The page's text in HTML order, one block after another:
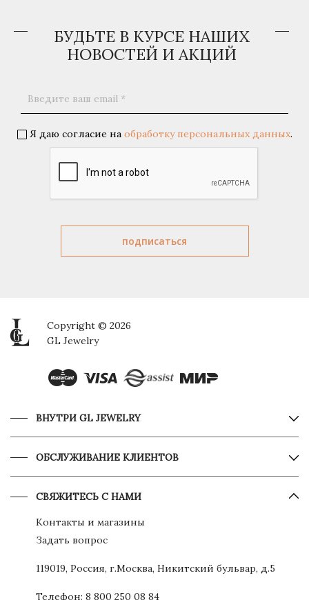
БУДЬТЕ В КУРСЕ НАШИХ
НОВОСТЕЙ И АКЦИЙ
Я даю согласие на обработку персональных данных.
Copyright © 2026
GL Jewelry
ВНУТРИ GL JEWELRY
ОБСЛУЖИВАНИЕ КЛИЕНТОВ
СВЯЖИТЕСЬ С НАМИ
Контакты и магазины
Задать вопрос
119019, Россия, г.Москва, Никитский бульвар, д.5
Телефон: 8 800 250 08 84